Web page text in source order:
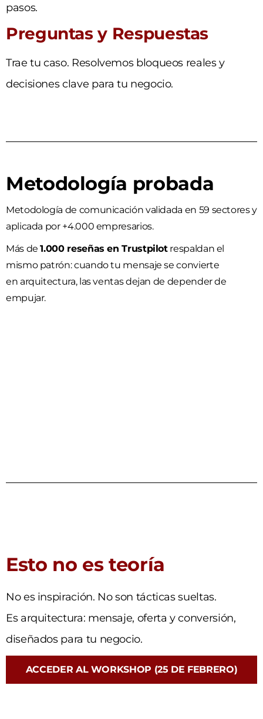
pasos.
Preguntas y Respuestas
Trae tu caso. Resolvemos bloqueos reales y
decisiones clave para tu negocio.
Metodología probada
Metodología de comunicación validada en 59 sectores y
aplicada por +4.000 empresarios.
Más de1.000 reseñas en Trustpilotrespaldan el
mismo patrón: cuando tu mensaje se convierte
en arquitectura, las ventas dejan de depender de
empujar.
Esto no es teoría
No es inspiración. No son tácticas sueltas.
Es arquitectura: mensaje, oferta y conversión,
diseñados para tu negocio.
ACCEDER AL WORKSHOP (25 DE FEBRERO)